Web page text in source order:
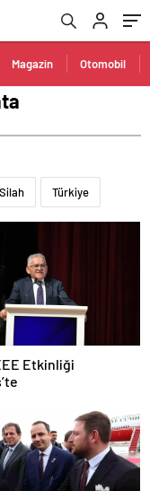
Magazin Otomobil
Türkiye
Etkinliği